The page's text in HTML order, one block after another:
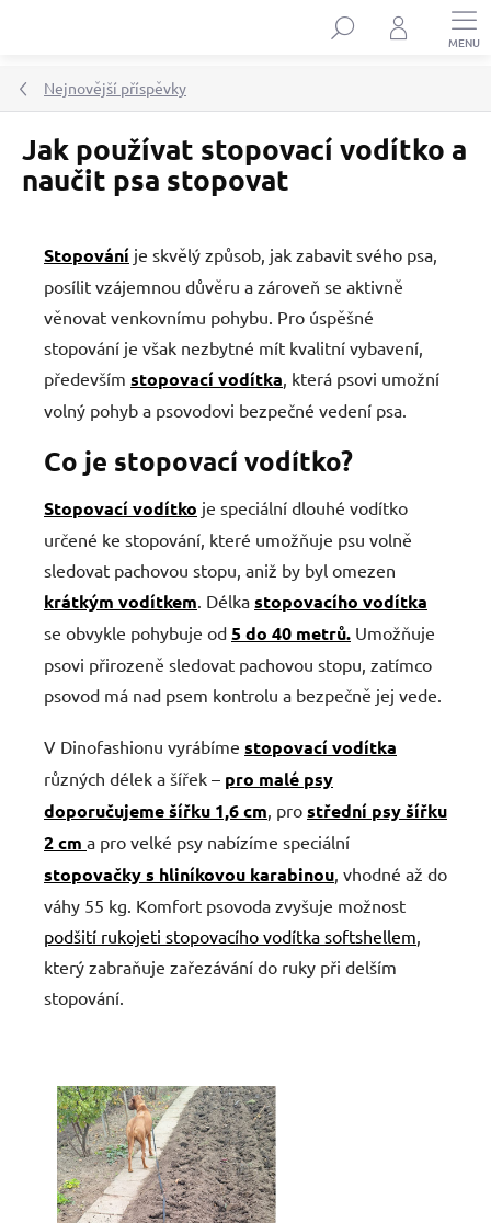
Hledat
Nejnovější příspěvky
Jak používat stopovací vodítko a
naučit psa stopovat
Stopování je skvělý způsob, jak zabavit svého psa,
posílit vzájemnou důvěru a zároveň se aktivně
věnovat venkovnímu pohybu. Pro úspěšné
stopování je však nezbytné mít kvalitní vybavení,
především stopovací vodítka, která psovi umožní
volný pohyb a psovodovi bezpečné vedení psa.
Co je stopovací vodítko?
Stopovací vodítko je speciální dlouhé vodítko
určené ke stopování, které umožňuje psu volně
sledovat pachovou stopu, aniž by byl omezen
krátkým vodítkem. Délka stopovacího vodítka
se obvykle pohybuje od 5 do 40 metrů. Umožňuje
psovi přirozeně sledovat pachovou stopu, zatímco
psovod má nad psem kontrolu a bezpečně jej vede.
V Dinofashionu vyrábíme stopovací vodítka
různých délek a šířek – pro malé psy
doporučujeme šířku 1,6 cm, pro střední psy šířku
2 cm a pro velké psy nabízíme speciální
stopovačky s hliníkovou karabinou, vhodné až do
váhy 55 kg. Komfort psovoda zvyšuje možnost
podšití rukojeti stopovacího vodítka softshellem,
který zabraňuje zařezávání do ruky při delším
stopování.